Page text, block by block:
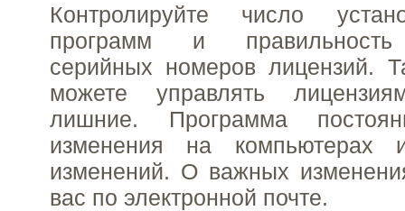
Контролируйте число
программ и правильность
серийных номеров лицензий.
можете управлять
лишние. Программа
изменения на компьютерах
изменений. О важных
вас по электронной почте.